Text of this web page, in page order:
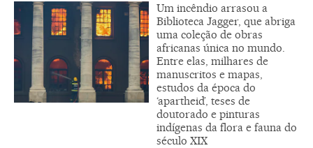
Um incêndio arrasou a
Biblioteca Jagger, que abriga
uma coleção de obras
africanas única no mundo.
Entre elas, milhares de
manuscritos e mapas,
estudos da época do
‘apartheid’, teses de
doutorado e pinturas
indígenas da flora e fauna do
século XIX